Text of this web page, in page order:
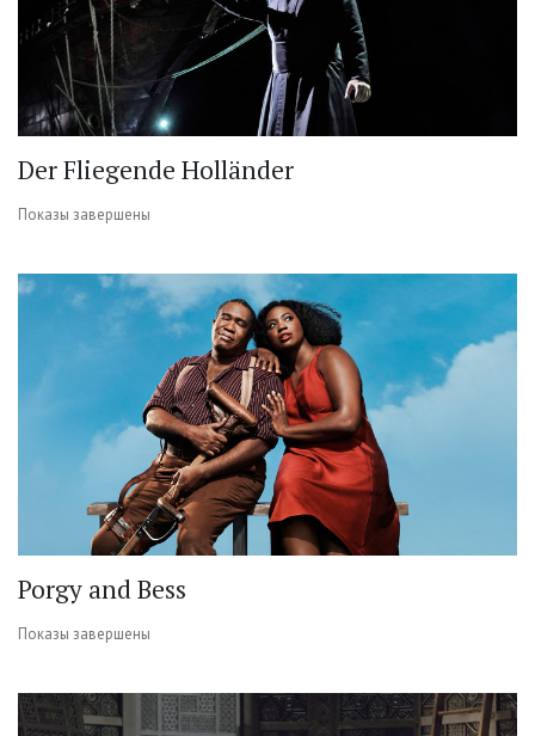
Der Fliegende Holländer
Показы завершены
Porgy and Bess
Показы завершены